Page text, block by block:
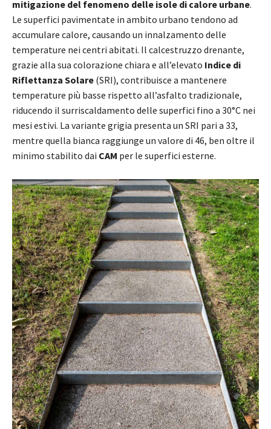
mitigazione del fenomeno delle isole di calore urbane.
Le superfici pavimentate in ambito urbano tendono ad
accumulare calore, causando un innalzamento delle
temperature nei centri abitati. Il calcestruzzo drenante,
grazie alla sua colorazione chiara e all’elevato Indice di
Riflettanza Solare (SRI), contribuisce a mantenere
temperature più basse rispetto all’asfalto tradizionale,
riducendo il surriscaldamento delle superfici fino a 30°C nei
mesi estivi. La variante grigia presenta un SRI pari a 33,
mentre quella bianca raggiunge un valore di 46, ben oltre il
minimo stabilito dai CAM per le superfici esterne.